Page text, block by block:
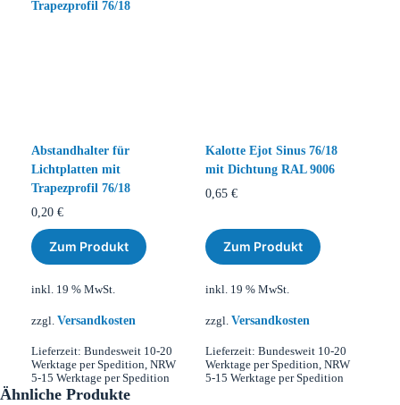
Abstandhalter für
Lichtplatten mit
Trapezprofil 76/18
0,20 €
Zum Produkt
inkl. 19 % MwSt.
zzgl. Versandkosten
Lieferzeit: Bundesweit 10-20
Werktage per Spedition, NRW
5-15 Werktage per Spedition
Kalotte Ejot Sinus 76/18
mit Dichtung RAL 9006
0,65 €
Zum Produkt
inkl. 19 % MwSt.
zzgl. Versandkosten
Lieferzeit: Bundesweit 10-20
Werktage per Spedition, NRW
5-15 Werktage per Spedition
Ähnliche Produkte